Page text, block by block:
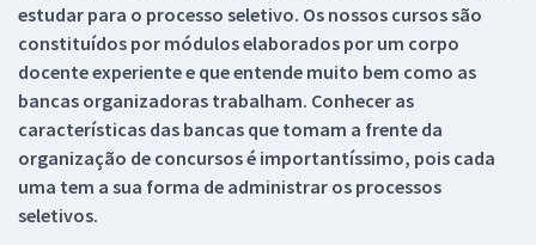
estudar para o processo seletivo. Os nossos cursos são
constituídos por módulos elaborados por um corpo
docente experiente e que entende muito bem como as
bancas organizadoras trabalham. Conhecer as
características das bancas que tomam a frente da
organização de concursos é importantíssimo, pois cada
uma tem a sua forma de administrar os processos
seletivos.